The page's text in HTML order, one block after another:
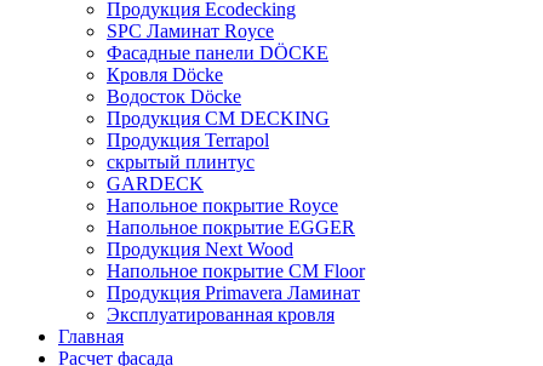
Продукция Ecodecking
SPC Ламинат Royce
Фасадные панели DÖCKE
Кровля Döcke
Водосток Döcke
Продукция CM DECKING
Продукция Terrapol
скрытый плинтус
GARDECK
Напольное покрытие Royce
Напольное покрытие EGGER
Продукция Next Wood
Напольное покрытие CM Floor
Продукция Primavera Ламинат
Эксплуатированная кровля
Главная
Расчет фасада